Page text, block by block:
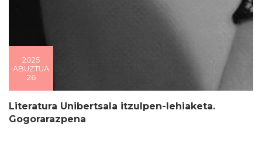
2025
ABUZTUA
26
Literatura Unibertsala itzulpen-lehiaketa.
Gogorarazpena